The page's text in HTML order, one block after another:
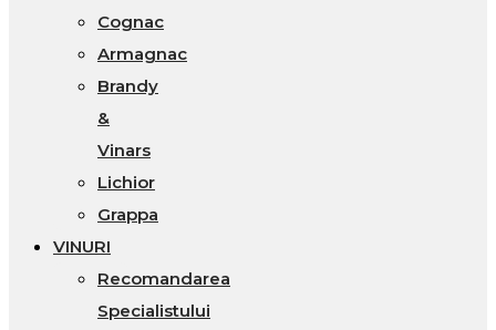
Cognac
Armagnac
Brandy
&
Vinars
Lichior
Grappa
VINURI
Recomandarea
Specialistului